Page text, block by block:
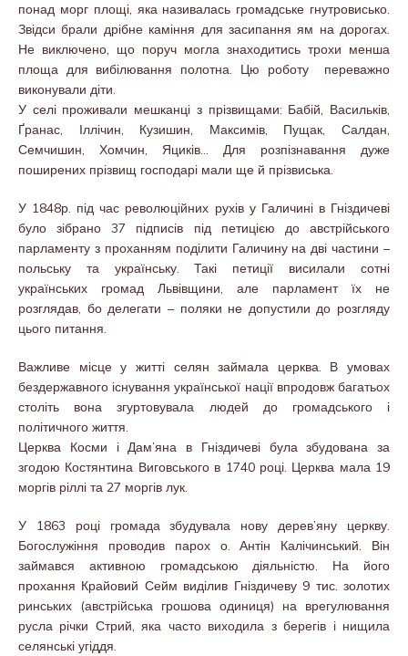
понад морг площі, яка називалась громадське гнутровисько.
Звідси брали дрібне каміння для засипання ям на дорогах.
Не виключено, що поруч могла знаходитись трохи менша
площа для вибілювання полотна. Цю роботу переважно
виконували діти.
У селі проживали мешканці з прізвищами: Бабій, Васильків,
Ґранас, Іллічин, Кузишин, Максимів, Пущак, Салдан,
Семчишин, Хомчин, Яциків… Для розпізнавання дуже
поширених прізвищ господарі мали ще й прізвиська.
У 1848р. під час революційних рухів у Галичині в Гніздичеві
було зібрано 37 підписів під петицією до австрійського
парламенту з проханням поділити Галичину на дві частини –
польську та українську. Такі петиції висилали сотні
українських громад Львівщини, але парламент їх не
розглядав, бо делегати – поляки не допустили до розгляду
цього питання.
Важливе місце у житті селян займала церква. В умовах
бездержавного існування української нації впродовж багатьох
століть вона згуртовувала людей до громадського і
політичного життя.
Церква Косми і Дам’яна в Гніздичеві була збудована за
згодою Костянтина Виговського в 1740 році. Церква мала 19
моргів ріллі та 27 моргів лук.
У 1863 році громада збудувала нову дерев’яну церкву.
Богослужіння проводив парох о. Антін Калічинський. Він
займався активною громадською діяльністю. На його
прохання Крайовий Сейм виділив Гніздичеву 9 тис. золотих
ринських (австрійська грошова одиниця) на врегулювання
русла річки Стрий, яка часто виходила з берегів і нищила
селянські угіддя.